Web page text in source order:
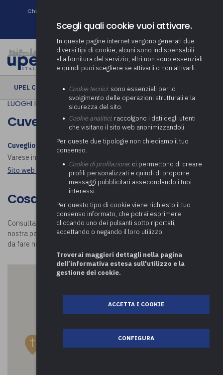
Chi siamo
Newsletter
UPEL CULTURA › Cuveglio
LUOGHI IN COMUNE
Cuveglio
Cuveglio è un comune italiano di 3 272 abitanti della provincia di
Varese in Lombardia. Scopri cosa visitare a Cuveglio.
Sito web istituzionale: Comune di Cuveglio
Cosa visitare a Cuveglio
Consulta la mappa e scopricosa visitare a Cuveglio.Visitando la
nostra pagina
Luoghi in Comunepotrai conoscere tutte le attività
da fare nei comuni della provincia di Varese e oltre!
Scegli quali cookie vuoi attivare.
In queste pagine internet vengono generati due
diversi tipi di cookie, alcuni sono indispensabili
alla fornitura del servizio, altri non sono essenziali
e quindi puoi scegliere se attivarli o non attivarli.
Cookie tecnici: sono essenziali per lo
svolgimento delle operazioni strutturali e la
sicurezza del sito.
Cookie analitici: raccolgono i dati degli utenti
che visitano il sito web anonimizzandoli.
Per queste due tipologie non chiediamo il tuo
consenso.
Cookie di profilazione: ci permettono di creare
profili personalizzati e quindi di proporre
messaggi pubblicitari assecondando i tuoi
interessi.
Per questo tipo di cookie viene richiesto il tuo
consenso informato, che potrai esprimere
cliccando uno dei pulsanti sotto riportati,
accettando o negando il loro utilizzo.
Troverai maggiori dettagli nella pagina
dell’informativa estesa sull'utilizzo e la
gestione dei cookie.
ACCETTA I COOKIE
CONFIGURA